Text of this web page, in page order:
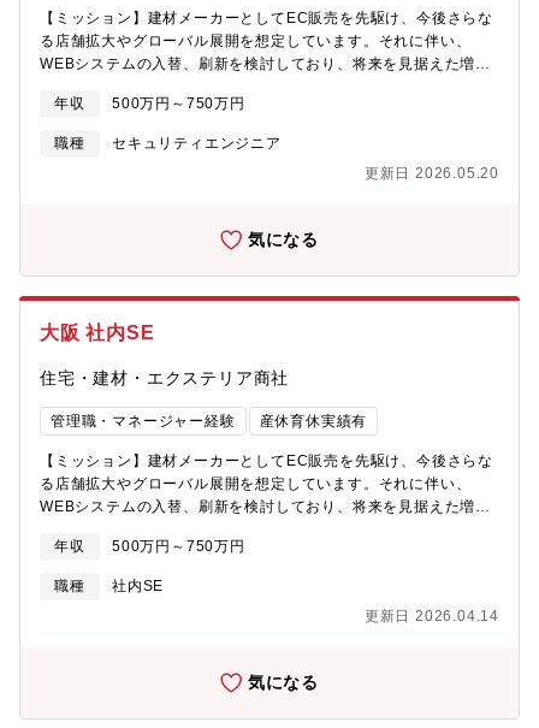
IR施策対応など、幅広い経験を積めます。上場企業の経営企画と
して、キャリアの幅を広げられます。■予算策定・予実管理の主担
当として、全社を俯瞰できる全社の予算策定プロセスを主導し、
る経験を積めます。■リーダー候補として、組織マネジメント経験
成、業務マネジメントにも携われます。将来的には経営企画部門
を統括するポジションを目指せます【求める人物像】・何よりも
念頭に置いて働ける方。・未知の業務や幅広い業務相談への対
【ミッション】建材メーカーとしてEC販売を先駆け、今後さらな
る店舗拡大やグローバル展開を想定しています。それに伴い、
WEBシステムの入替、刷新を検討しており、将来を見据えた増員
API開発業務【配属部署】情報システム課 ６名（マネージャー1
名、スタッフ5名）【当社の魅力】■定年は70歳まで！役職定年な
しのためご経験や実績次第では、70歳までご年収を落とさず就業
できる可能性あり！■在宅・フレックス：2020年にフレックスタ
間：全社平均で20時間以内です。フレックス制度もあるので平日
勤する「プレミアムフライデー」、月２回の「ノー残業デー」を
前産後・育児休業制度があり、復帰率もほぼ100％です。育児短時
年収 500万円～750万円
職種
セキュリティエンジニア
更新日 2026.05.20
気になる
大阪 社内SE
住宅・建材・エクステリア商社
管理職・マネージャー経験 産休育休実績有
【ミッション】建材メーカーとしてEC販売を先駆け、今後さらな
る店舗拡大やグローバル展開を想定しています。それに伴い、
WEBシステムの入替、刷新を検討しており、将来を見据えた増員
API開発業務【配属部署】情報システム課 ６名（マネージャー1
名、スタッフ5名）【当社の魅力】■定年は70歳まで！役職定年な
しのためご経験や実績次第では、70歳までご年収を落とさず就業
できる可能性あり！■在宅・フレックス：2020年にフレックスタ
間：全社平均で20時間以内です。フレックス制度もあるので平日
年収 500万円～750万円
職種
社内SE
更新日 2026.04.14
気になる